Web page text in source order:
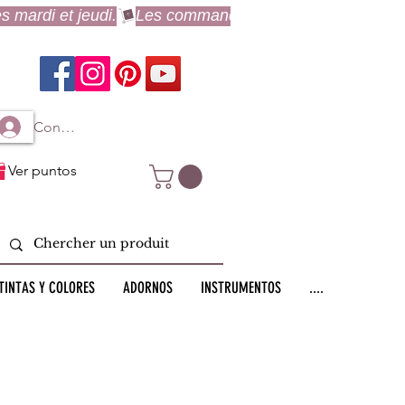
Connexion à mon compte
Ver puntos
Y COLORES ADORNOS INSTRUMENTOS ....